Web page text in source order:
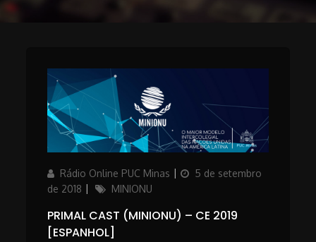
AuthorRádio Online PUC Minas
Updated
5 de setembro
de 2018
Categories
MINIONU
PRIMAL CAST (MINIONU) – CE 2019
[ESPANHOL]